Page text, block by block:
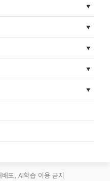
포, AI학습 이용 금지